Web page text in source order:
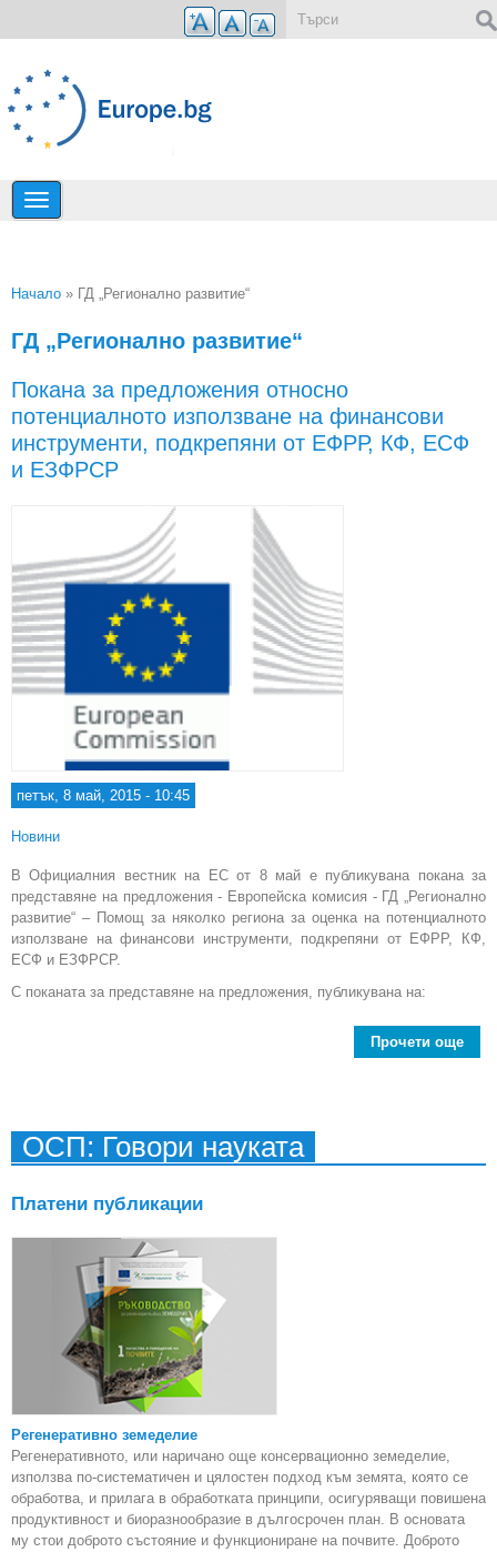
Премини към основното съдържание
Начало » ГД „Регионално развитие“
ГД „Регионално развитие“
Покана за предложения относно
потенциалното използване на финансови
инструменти, подкрепяни от ЕФРР, КФ, ЕСФ
и ЕЗФРСР
петък, 8 май, 2015 - 10:45
Новини
В Официалния вестник на ЕС от 8 май е публикувана покана за
представяне на предложения - Европейска комисия - ГД „Регионално
развитие“ – Помощ за няколко региона за оценка на потенциалното
използване на финансови инструменти, подкрепяни от ЕФРР, КФ,
ЕСФ и ЕЗФРСР.
С поканата за представяне на предложения, публикувана на:
Прочети още
ОСП: Говори науката
Платени публикации
Регенеративно земеделие
Регенеративното, или наричано още консервационно земеделие,
използва по-систематичен и цялостен подход към земята, която се
обработва, и прилага в обработката принципи, осигуряващи повишена
продуктивност и биоразнообразие в дългосрочен план. В основата
му стои доброто състояние и функциониране на почвите. Доброто